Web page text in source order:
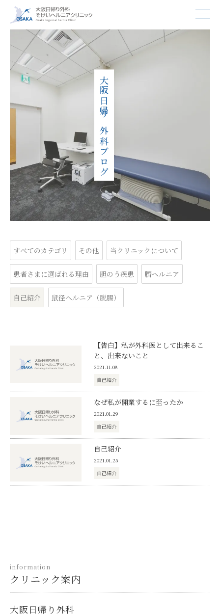
大阪日帰り外科ブログ
すべてのカテゴリ その他 当クリニックについて
患者さまに選ばれる理由 胆のう疾患 臍ヘルニア
自己紹介 鼠径ヘルニア（脱腸）
【告白】私が外科医として出来るこ
と、出来ないこと
2021.11.08
自己紹介
なぜ私が開業するに至ったか
2021.01.29
自己紹介
自己紹介
2021.01.25
自己紹介
information
クリニック案内
大阪日帰り外科